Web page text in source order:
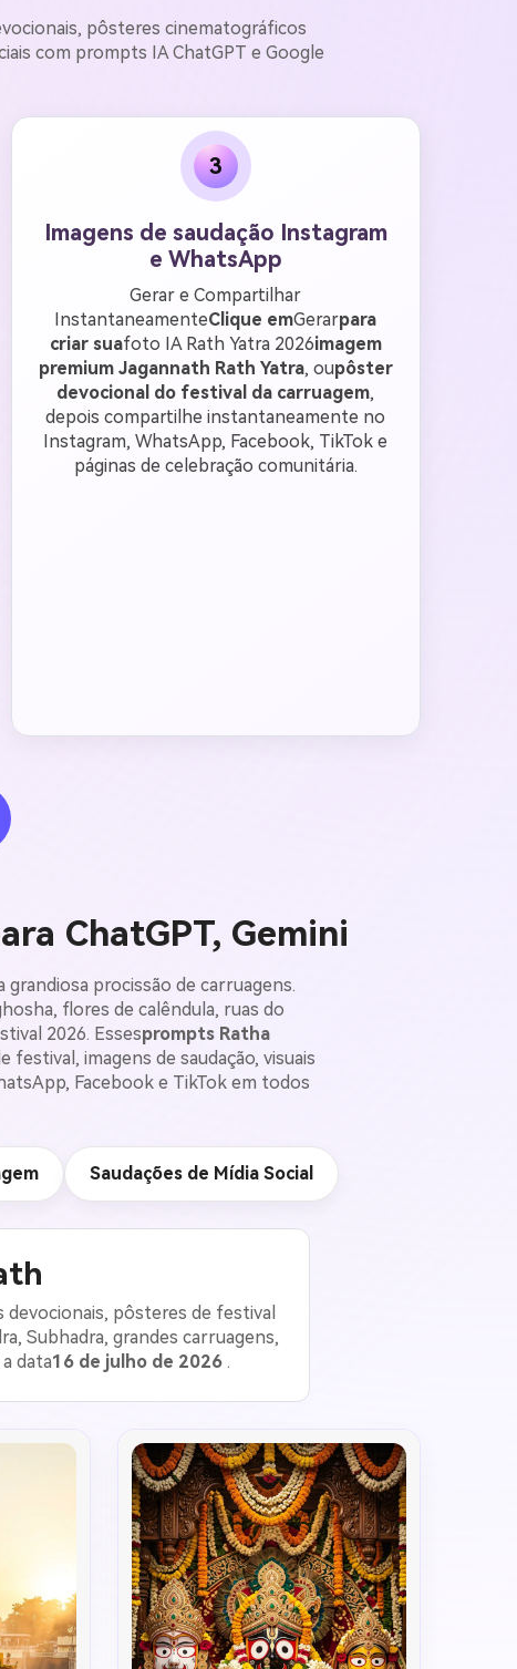
pôsteres cinematográficos
com prompts IA ChatGPT e Google
3
Imagens de saudação Instagram
e WhatsApp
Gerar e Compartilhar
InstantaneamenteClique emGerarpara
criar suafoto IA Rath Yatra 2026imagem
premium Jagannath Rath Yatra, oupôster
devocional do festival da carruagem,
depois compartilhe instantaneamente no
Instagram, WhatsApp, Facebook, TikTok e
páginas de celebração comunitária.
ChatGPT, Gemini
procissão de carruagens.
flores de calêndula, ruas do
2026. Essesprompts Ratha
imagens de saudação, visuais
Facebook e TikTok em todos
Saudações de Mídia Social
devocionais, pôsteres de festival
Subhadra, grandes carruagens,
data16 de julho de 2026 .